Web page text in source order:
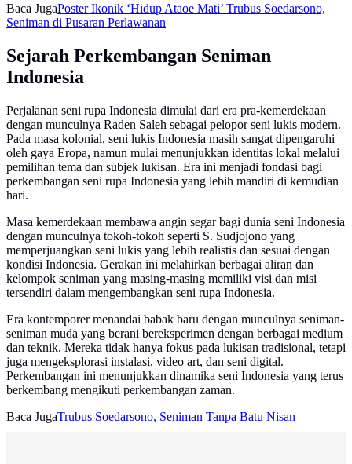
Baca JugaPoster Ikonik ‘Hidup Ataoe Mati’ Trubus Soedarsono,
Seniman di Pusaran Perlawanan
Sejarah Perkembangan Seniman
Indonesia
Perjalanan seni rupa Indonesia dimulai dari era pra-kemerdekaan
dengan munculnya Raden Saleh sebagai pelopor seni lukis modern.
Pada masa kolonial, seni lukis Indonesia masih sangat dipengaruhi
oleh gaya Eropa, namun mulai menunjukkan identitas lokal melalui
pemilihan tema dan subjek lukisan. Era ini menjadi fondasi bagi
perkembangan seni rupa Indonesia yang lebih mandiri di kemudian
hari.
Masa kemerdekaan membawa angin segar bagi dunia seni Indonesia
dengan munculnya tokoh-tokoh seperti S. Sudjojono yang
memperjuangkan seni lukis yang lebih realistis dan sesuai dengan
kondisi Indonesia. Gerakan ini melahirkan berbagai aliran dan
kelompok seniman yang masing-masing memiliki visi dan misi
tersendiri dalam mengembangkan seni rupa Indonesia.
Era kontemporer menandai babak baru dengan munculnya seniman-
seniman muda yang berani bereksperimen dengan berbagai medium
dan teknik. Mereka tidak hanya fokus pada lukisan tradisional, tetapi
juga mengeksplorasi instalasi, video art, dan seni digital.
Perkembangan ini menunjukkan dinamika seni Indonesia yang terus
berkembang mengikuti perkembangan zaman.
Baca JugaTrubus Soedarsono, Seniman Tanpa Batu Nisan